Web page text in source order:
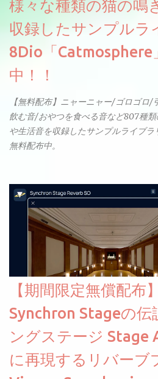
様々な種類の猫の鳴
収録したサンプルラ
8Dio「Catmosphere
中！！
【無料配布】ニャーニャー/ゴロゴロ
飲む音/おやつを食べる音など807種
や生活音を収録したサンプルライブ
無料配布中。
【期間限定無償配布
Synchron Stageの伝
ングステージ Stage
に再現するリバーブ